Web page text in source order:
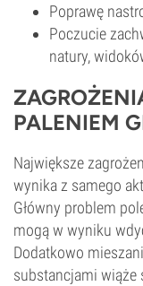
Poprawę
Poczucie
natury,
PALENIEM
Największe
wynika z samego
Główny problem
mogą w wyniku
Dodatkowo
substancjami wiąże